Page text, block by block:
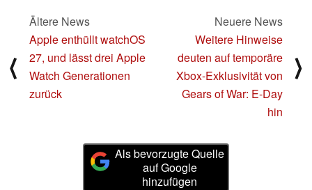
⟨
Ältere News
Apple enthüllt watchOS
27, und lässt drei Apple
Watch Generationen
zurück
Neuere News
Weitere Hinweise
deuten auf temporäre
Xbox-Exklusivität von
Gears of War: E-Day
hin
⟩
Als bevorzugte Quelle
auf Google
hinzufügen